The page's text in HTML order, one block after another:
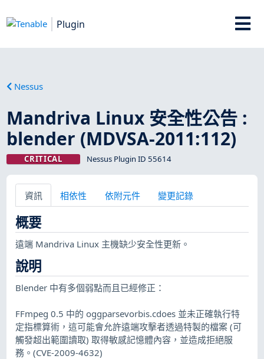
Plugin
Nessus
Mandriva Linux 安全性公告 :
blender (MDVSA-2011:112)
CRITICAL Nessus Plugin ID 55614
資訊 相依性 依附元件 變更記錄
概要
遠端 Mandriva Linux 主機缺少安全性更新。
說明
Blender 中有多個弱點而且已經修正：
FFmpeg 0.5 中的 oggparsevorbis.cdoes 並未正確執行特
定指標算術，這可能會允許遠端攻擊者透過特製的檔案 (可
觸發超出範圍讀取) 取得敏感記憶體內容，並造成拒絕服
務。(CVE-2009-4632)